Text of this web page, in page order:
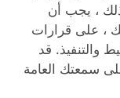
، يجب أن
، على قرارات
والتنفيذ. قد
سمعتك العامة